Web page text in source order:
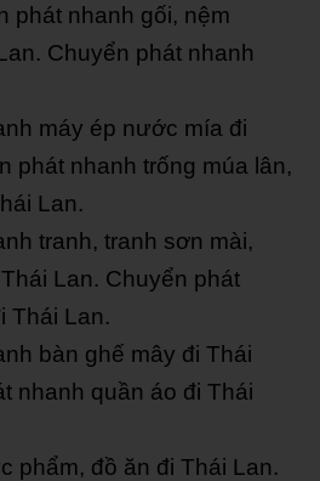
phát nhanh gối, nệm
Chuyển phát nhanh
máy ép nước mía đi
phát nhanh trống múa lân,
Lan.
tranh, tranh sơn mài,
Lan. Chuyển phát
Thái Lan.
bàn ghế mây đi Thái
nhanh quần áo đi Thái
phẩm, đồ ăn đi Thái Lan.